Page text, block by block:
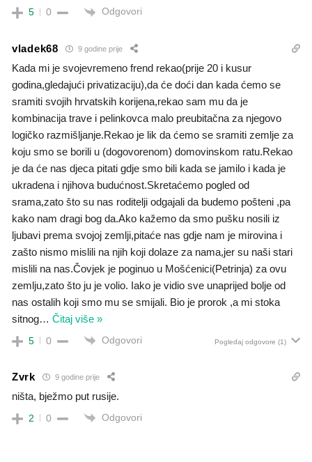
5 0 Odgovori
vladek68 9 godine prije
Kada mi je svojevremeno frend rekao(prije 20 i kusur
godina,gledajući privatizaciju),da će doći dan kada ćemo se
sramiti svojih hrvatskih korijena,rekao sam mu da je
kombinacija trave i pelinkovca malo preubitačna za njegovo
logičko razmišljanje.Rekao je lik da ćemo se sramiti zemlje za
koju smo se borili u (dogovorenom) domovinskom ratu.Rekao
je da će nas djeca pitati gdje smo bili kada se jamilo i kada je
ukradena i njihova budućnost.Skretaćemo pogled od
srama,zato što su nas roditelji odgajali da budemo pošteni ,pa
kako nam dragi bog da.Ako kažemo da smo pušku nosili iz
ljubavi prema svojoj zemlji,pitaće nas gdje nam je mirovina i
zašto nismo mislili na njih koji dolaze za nama,jer su naši stari
mislili na nas.Čovjek je poginuo u Mošćenici(Petrinja) za ovu
zemlju,zato što ju je volio. Iako je vidio sve unaprijed bolje od
nas ostalih koji smo mu se smijali. Bio je prorok ,a mi stoka
sitnog… Čitaj više »
5 0 Odgovori Pogledaj odgovore (1)
Zvrk 9 godine prije
ništa, bježmo put rusije.
2 0 Odgovori